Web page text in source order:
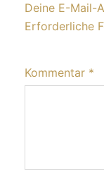
Deine E-Mail-
Erforderliche
Kommentar *